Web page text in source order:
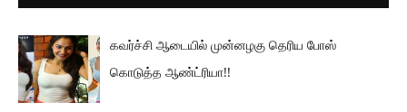
கவர்ச்சி ஆடையில் முன்னழகு தெரிய போஸ்
கொடுத்த ஆண்ட்ரியா!!